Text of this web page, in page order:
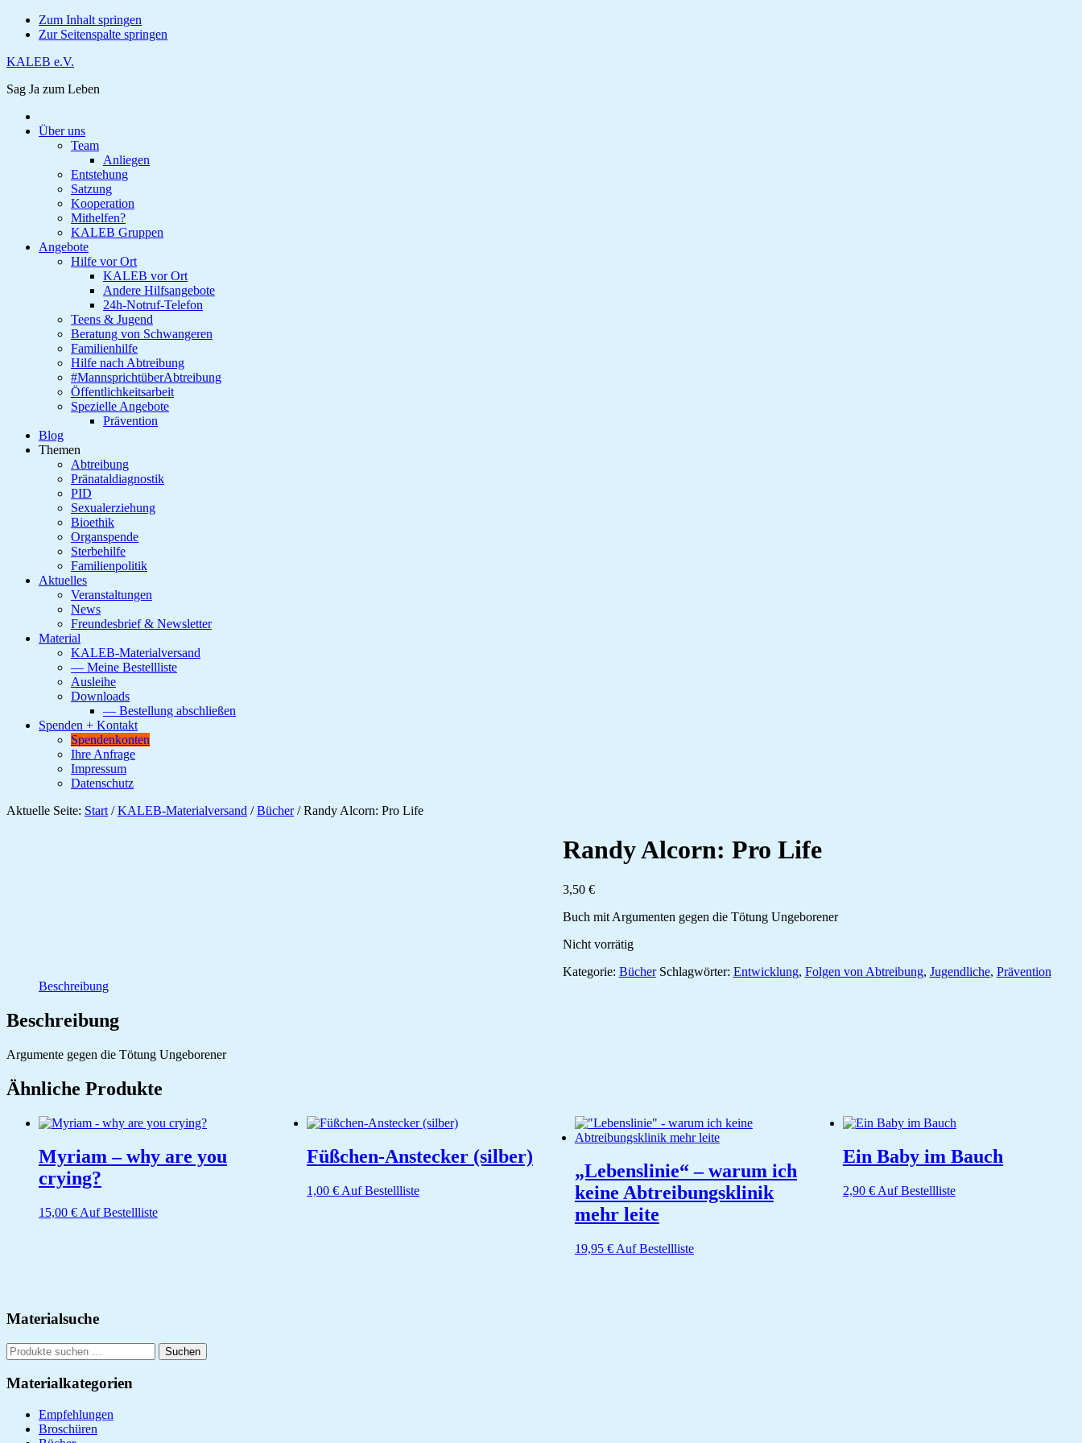
Zum Inhalt springen
Zur Seitenspalte springen
KALEB e.V.
Sag Ja zum Leben
Über uns
Team
Anliegen
Entstehung
Satzung
Kooperation
Mithelfen?
KALEB Gruppen
Angebote
Hilfe vor Ort
KALEB vor Ort
Andere Hilfsangebote
24h-Notruf-Telefon
Teens & Jugend
Beratung von Schwangeren
Familienhilfe
Hilfe nach Abtreibung
#MannsprichtüberAbtreibung
Öffentlichkeitsarbeit
Spezielle Angebote
Prävention
Blog
Themen
Abtreibung
Pränataldiagnostik
PID
Sexualerziehung
Bioethik
Organspende
Sterbehilfe
Familienpolitik
Aktuelles
Veranstaltungen
News
Freundesbrief & Newsletter
Material
KALEB-Materialversand
— Meine Bestellliste
Ausleihe
Downloads
— Bestellung abschließen
Spenden + Kontakt
Spendenkonten
Ihre Anfrage
Impressum
Datenschutz
Aktuelle Seite: Start / KALEB-Materialversand / Bücher /Randy Alcorn: Pro Life
Randy Alcorn: Pro Life
3,50 €
Buch mit Argumenten gegen die Tötung Ungeborener
Nicht vorrätig
Kategorie: Bücher Schlagwörter: Entwicklung, Folgen von Abtreibung, Jugendliche, Prävention
Beschreibung
Beschreibung
Argumente gegen die Tötung Ungeborener
Ähnliche Produkte
Myriam – why are you
crying?
15,00 € Auf Bestellliste
Füßchen-Anstecker (silber)
1,00 € Auf Bestellliste
„Lebenslinie“ – warum ich
keine Abtreibungsklinik
mehr leite
19,95 € Auf Bestellliste
Ein Baby im Bauch
2,90 € Auf Bestellliste
Seitenspalte
Materialsuche
Suchen
nach:
Suchen
Materialkategorien
Empfehlungen
Broschüren